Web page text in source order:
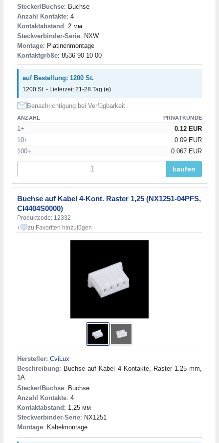
Stecker/Buchse: Buchse
Anzahl Kontakte: 4
Kontaktabstand : 2 мм
Steckverbinder-Serie: NXW
Montage: Platinenmontage
Kontaktgröße: 8536 90 10 00
auf Bestellung: 1200 St.
1200 St. - Lieferzeit 21-28 Tag (e)
Benachrichtigung bei Verfügbarkeit
ANZAHL PRIVATKUNDE
1+
0.12 EUR
10+
0.09 EUR
100+
0.067 EUR
kaufen
Buchse auf Kabel 4-Kont. Raster 1,25 (NX1251-04PFS,
CI4404S0000)
Produktcode: 12332
1 zu Favoriten hinzufügen
Hersteller: CviLux
Beschreibung: Buchse auf Kabel 4 Kontakte, Raster 1.25 mm,
1A
Stecker/Buchse: Buchse
Anzahl Kontakte: 4
Kontaktabstand : 1,25 мм
Steckverbinder-Serie: NX1251
Montage: Kabelmontage